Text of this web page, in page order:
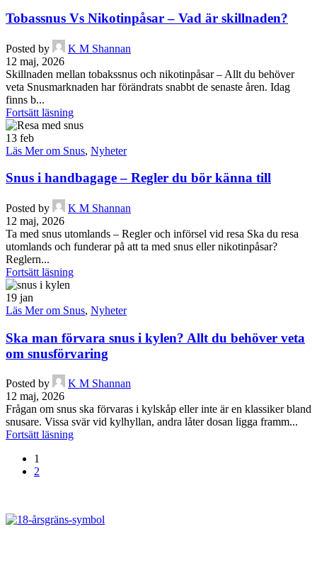
Tobassnus Vs Nikotinpåsar – Vad är skillnaden?
Posted by
K M Shannan
12 maj, 2026
Skillnaden mellan tobakssnus och nikotinpåsar – Allt du behöver
veta Snusmarknaden har förändrats snabbt de senaste åren. Idag
finns b...
Fortsätt läsning
13 feb
Läs Mer om Snus, Nyheter
Snus i handbagage – Regler du bör känna till
Posted by
K M Shannan
12 maj, 2026
Ta med snus utomlands – Regler och införsel vid resa Ska du resa
utomlands och funderar på att ta med snus eller nikotinpåsar?
Reglern...
Fortsätt läsning
19 jan
Läs Mer om Snus, Nyheter
Ska man förvara snus i kylen? Allt du behöver veta
om snusförvaring
Posted by
K M Shannan
12 maj, 2026
Frågan om snus ska förvaras i kylskåp eller inte är en klassiker bland
snusare. Vissa svär vid kylhyllan, andra låter dosan ligga framm...
Fortsätt läsning
1
2